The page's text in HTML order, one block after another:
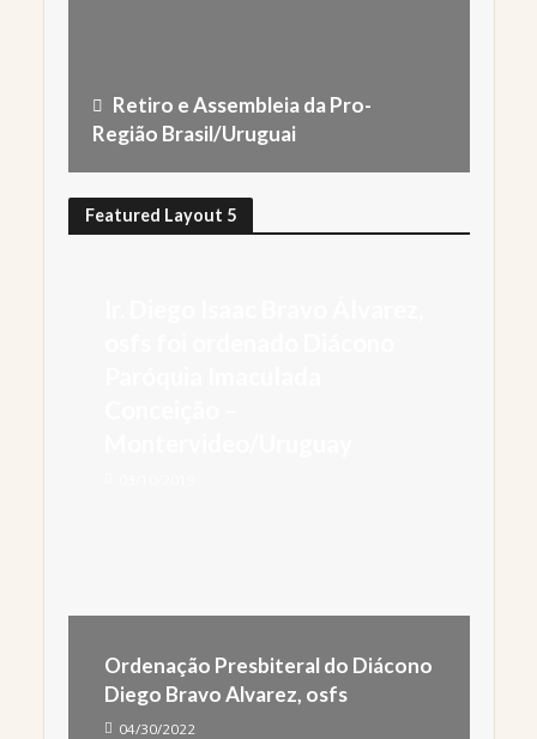
Retiro e Assembleia da Pro-
Região Brasil/Uruguai
Featured Layout 5
Ordenação Presbiteral do Diácono
Diego Bravo Alvarez, osfs
04/30/2022